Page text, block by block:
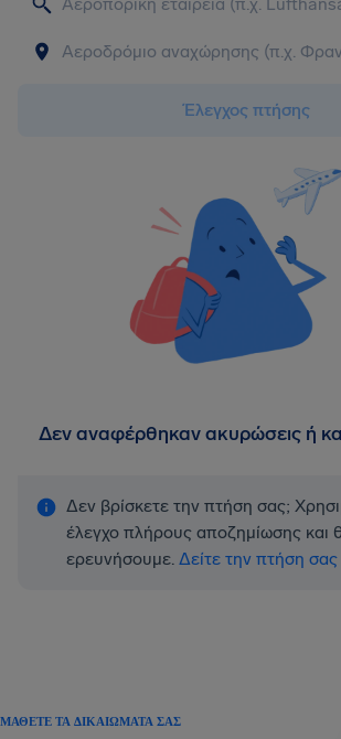
Έλεγχος πτήσης
Δεν αναφέρθηκαν ακυρώσεις ή
Δεν βρίσκετε την πτήση σας;
έλεγχο πλήρους αποζημίωσης και
ερευνήσουμε. Δείτε την πτήση σας
ΜΆΘΕΤΕ ΤΑ ΔΙΚΑΙΏΜΑΤΆ ΣΑΣ